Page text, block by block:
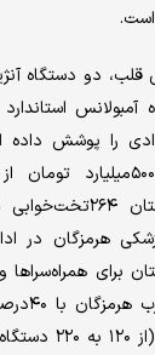
دو دستگاه
و ۷۰دستگاه آمبولانس
را پوشش
سنگ‌شکن تکمیل و
خلیج‌فارس برای
برای
۱۰۰دستگاه